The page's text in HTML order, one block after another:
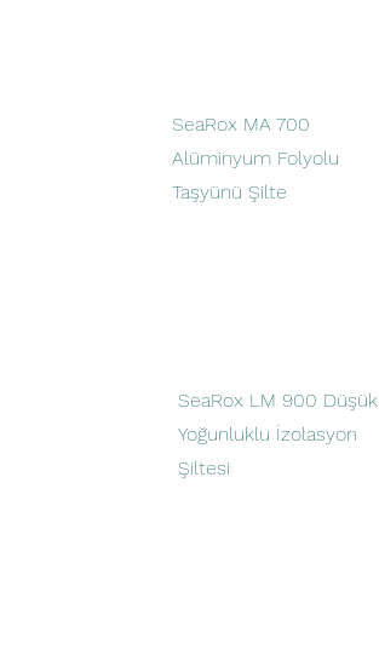
SeaRox MA 700
Alüminyum Folyolu
Taşyünü Şilte
SeaRox LM 900 Düşük
Yoğunluklu İzolasyon
Şiltesi